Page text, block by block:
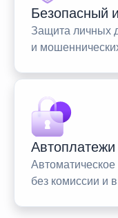
Безопасный
Защита личных
и
Автоплатежи
без комиссии и